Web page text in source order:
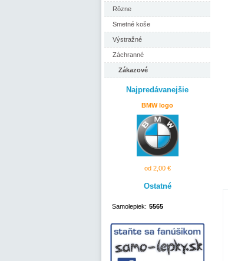
Rôzne
Smetné koše
Výstražné
Záchranné
Zákazové
Najpredávanejšie
BMW logo
od 2,00 €
Ostatné
Samolepiek: 5565